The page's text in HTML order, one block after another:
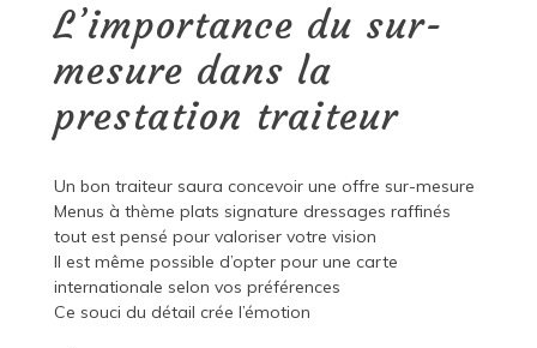
L’importance du sur-
mesure dans la
prestation traiteur
Un bon traiteur saura concevoir une offre sur-mesure
Menus à thème plats signature dressages raffinés
tout est pensé pour valoriser votre vision
Il est même possible d’opter pour une carte
internationale selon vos préférences
Ce souci du détail crée l’émotion